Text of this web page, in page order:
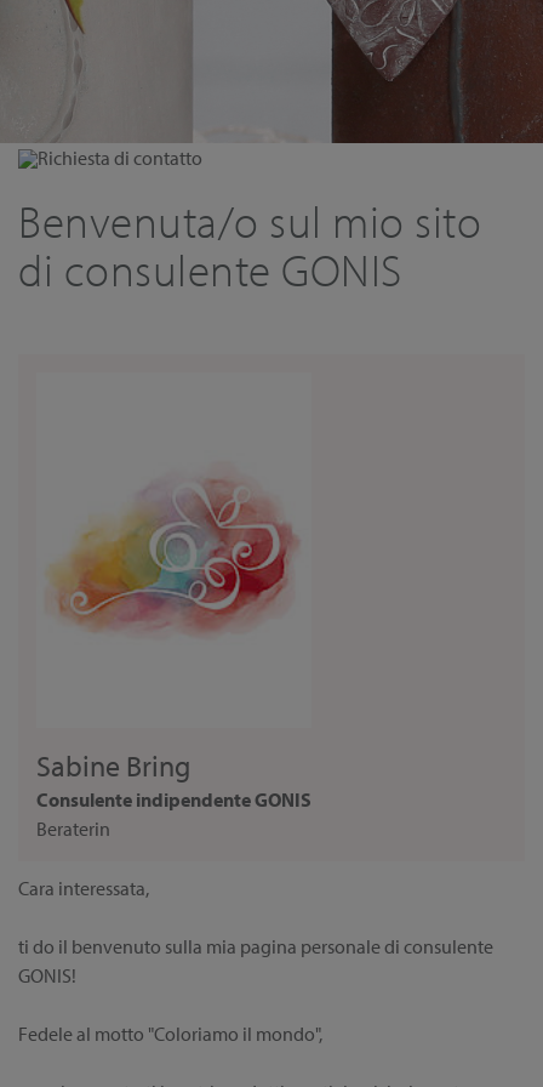
Richiesta di contatto
Benvenuta/o sul mio sito
di consulente GONIS
Sabine Bring
Consulente indipendente GONIS
Beraterin
Cara interessata,
ti do il benvenuto sulla mia pagina personale di consulente
GONIS!
Fedele al motto "Coloriamo il mondo",